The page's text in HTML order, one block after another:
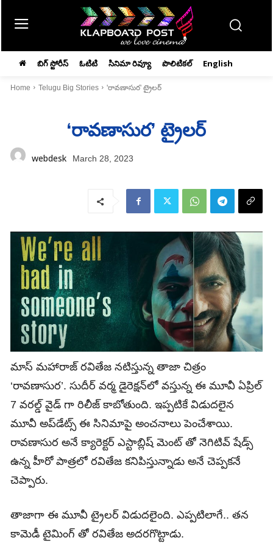
బిగ్ స్టోరీస్ ఓటిటి సినిమా రివ్యూ పొలిటికల్ English
Home Telugu Big Stories 'రావణాసుర' ట్రైలర్‌
‘రావణాసుర’ ట్రైలర్‌
webdesk March 28, 2023
మాస్ మహారాజ్ రవితేజ నటిస్తున్న తాజా చిత్రం
‘రావణాసుర’. సుదీర్ వర్మ డైరెక్షన్‌లో వస్తున్న ఈ మూవీ ఏప్రిల్
7 వరల్డ్ వైడ్ గా రిలీజ్ కాబోతుంది. ఇప్పటికే విడుదలైన
మూవీ అప్‌డేట్స్‌ ఈ సినిమాపై అంచనాలు పెంచేశాయి.
రావణాసుర అనే క్యారెక్టర్ ఎస్టాబ్లిష్ మెంట్ తో నెగిటివ్ షేడ్స్
ఉన్న హీరో పాత్రలో రవితేజ కనిపిస్తున్నాడు అనే చెప్పకనే
చెప్పారు.
తాజాగా ఈ మూవీ ట్రైలర్ విడుదలైంది. ఎప్పటిలాగే.. తన
కామెడీ టైమింగ్‌ తో రవితేజ అదరగొట్టాడు.